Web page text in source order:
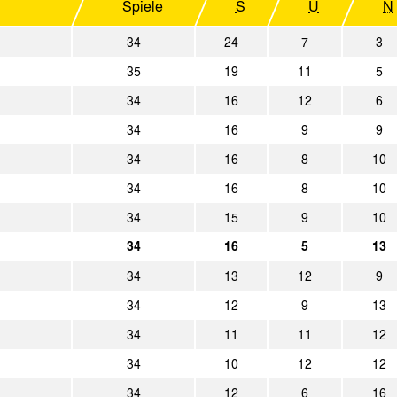
Alemannia Aachen 2:3 SG Wattenscheid
2:2
Alemannia Aachen 2:3 SSVg Velbert 02
Alemannia
3:2 Alemannia
Alemannia Aachen Fortuna
1:2 Alemannia
Alemannia
Alemannia Aachen 2:0 FC Viktoria Köln
Spiele S U N
34 24 7 3
35 19 11 5
34 16 12 6
34 16 9 9
34 16 8 10
34 16 8 10
34 15 9 10
34 16 5 13
34 13 12 9
34 12 9 13
34 11 11 12
34 10 12 12
34 12 6 16